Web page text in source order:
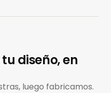
diseño, en
luego fabricamos.